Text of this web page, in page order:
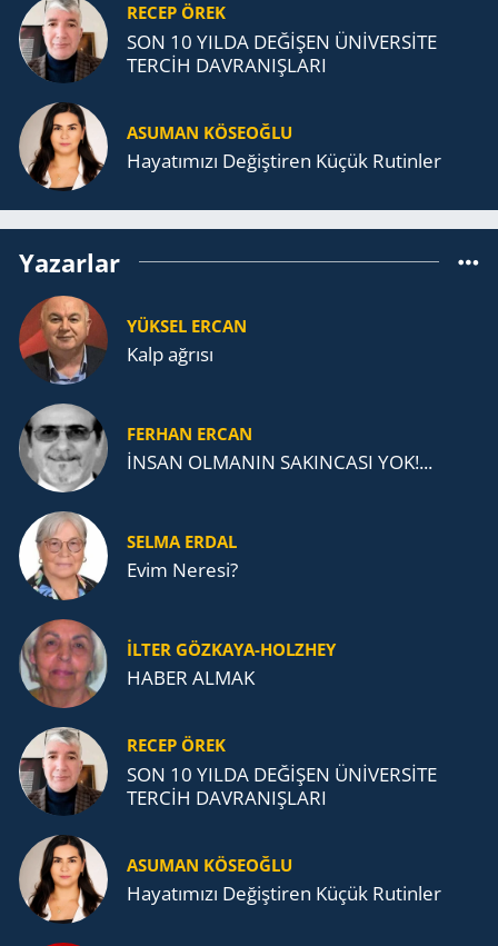
RECEP ÖREK
SON 10 YILDA DEĞİŞEN ÜNİVERSİTE
TERCİH DAVRANIŞLARI
ASUMAN KÖSEOĞLU
Ha­ya­tı­mı­zı De­ğiş­ti­ren Küçük Ru­tin­ler
Yazarlar
YÜKSEL ERCAN
Kalp ağrısı
FERHAN ERCAN
İNSAN OLMANIN SAKINCASI YOK!...
SELMA ERDAL
Evim Neresi?
İLTER GÖZKAYA-HOLZHEY
HABER ALMAK
RECEP ÖREK
SON 10 YILDA DEĞİŞEN ÜNİVERSİTE
TERCİH DAVRANIŞLARI
ASUMAN KÖSEOĞLU
Ha­ya­tı­mı­zı De­ğiş­ti­ren Küçük Ru­tin­ler